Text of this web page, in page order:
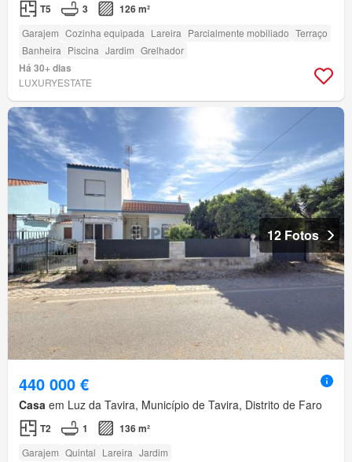
T5 3 126 m²
Garajem Cozinha equipada Lareira Parcialmente mobiliado Terraço
Banheira Piscina Jardim Grelhador
Há 30+ dias
LUXURYESTATE
12 Fotos
440 000 €
Casa em Luz da Tavira, Município de Tavira, Distrito de Faro
T2 1 136 m²
Garajem Quintal Lareira Jardim